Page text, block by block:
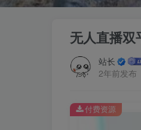
无人直播双
站长
2年前发布
付费资源